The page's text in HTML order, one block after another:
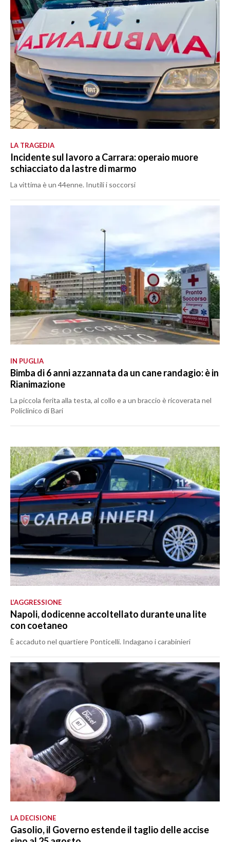
LA TRAGEDIA
Incidente sul lavoro a Carrara: operaio muore
schiacciato da lastre di marmo
La vittima è un 44enne. Inutili i soccorsi
IN PUGLIA
Bimba di 6 anni azzannata da un cane randagio: è in
Rianimazione
La piccola ferita alla testa, al collo e a un braccio è ricoverata nel
Policlinico di Bari
L’AGGRESSIONE
Napoli, dodicenne accoltellato durante una lite
con coetaneo
È accaduto nel quartiere Ponticelli. Indagano i carabinieri
LA DECISIONE
Gasolio, il Governo estende il taglio delle accise